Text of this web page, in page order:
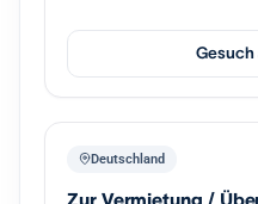
das Haus seinen Kunden
persönliche Betreuung vor
Institut besonders gut in
Gesuch
Deutschland
Zur Vermietung /